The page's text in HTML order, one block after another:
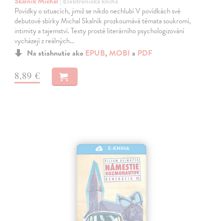
Povídky o situacích, jimiž se nikdo nechlubí V povídkách své
debutové sbírky Michal Skalník prozkoumává témata soukromí,
intimity a tajemství. Texty prosté literárního psychologizování
vycházejí z reálných…
Na stiahnutie ako EPUB, MOBI a PDF
8,89 €
E-KNIHA